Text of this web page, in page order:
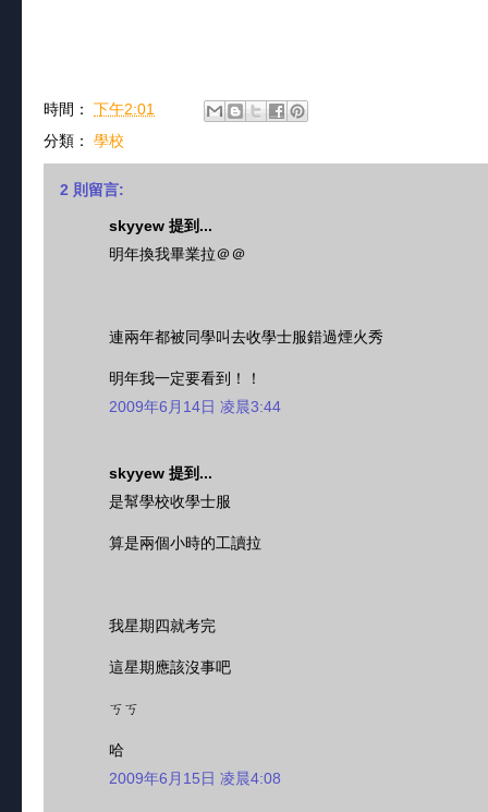
時間： 下午2:01
分類： 學校
2 則留言:
skyyew 提到...
明年換我畢業拉＠＠
連兩年都被同學叫去收學士服錯過煙火秀
明年我一定要看到！！
2009年6月14日 凌晨3:44
skyyew 提到...
是幫學校收學士服
算是兩個小時的工讀拉
我星期四就考完
這星期應該沒事吧
ㄎㄎ
哈
2009年6月15日 凌晨4:08